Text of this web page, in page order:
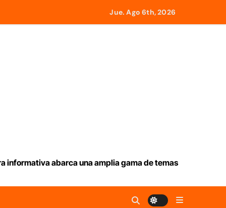
del 24J
ruta en Ormuz
consecutivas
Jue. Ago 6th, 2026
informativa abarca una amplia gama de temas